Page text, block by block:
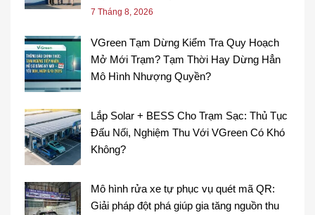
7 Tháng 8, 2026
VGreen Tạm Dừng Kiểm Tra Quy Hoạch
Mở Mới Trạm? Tạm Thời Hay Dừng Hẳn
Mô Hình Nhượng Quyền?
Lắp Solar + BESS Cho Trạm Sạc: Thủ Tục
Đấu Nối, Nghiệm Thu Với VGreen Có Khó
Không?
Mô hình rửa xe tự phục vụ quét mã QR:
Giải pháp đột phá giúp gia tăng nguồn thu